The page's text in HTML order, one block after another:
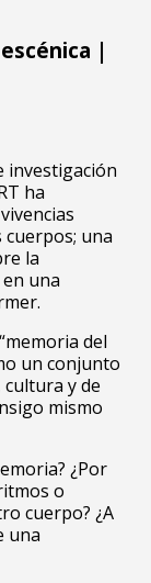
|
investigación
ha
una
la
una
del
un conjunto
y de
mismo
¿Por
o
cuerpo? ¿A
una